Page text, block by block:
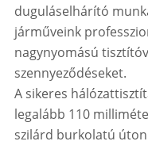
duguláselhárító
járműveink
nagynyomású
szennyeződéseket.
A sikeres
legalább 110
szilárd burkolatú